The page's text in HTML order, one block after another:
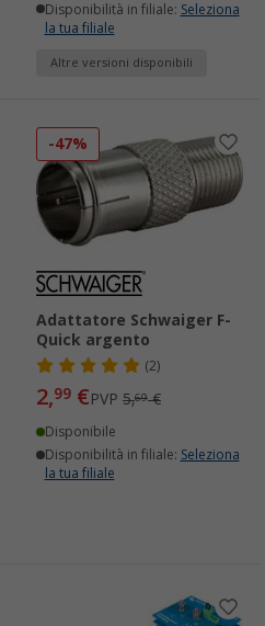
Disponibilità in filiale: Seleziona
la tua filiale
Altre versioni disponibili
-47%
Adattatore Schwaiger F-
Quick argento
(2)
2,99 €PVP 5,69€
Disponibile
Disponibilità in filiale: Seleziona
la tua filiale